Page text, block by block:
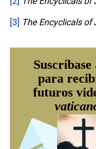
[3] The Encyclicals of
para
futuros